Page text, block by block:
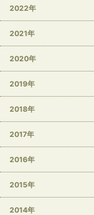
2022年
2021年
2020年
2019年
2018年
2017年
2016年
2015年
2014年